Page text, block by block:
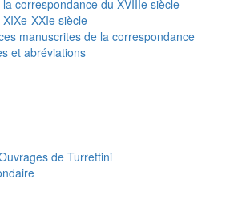
correspondance du XVIIIe siècle
XXIe siècle
manuscrites de la correspondance
et abréviations
de Turrettini